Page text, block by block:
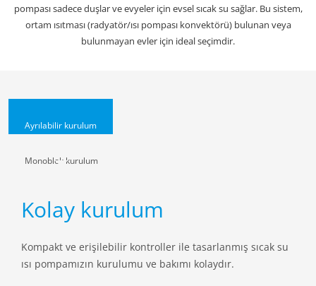
pompası sadece duşlar ve evyeler için evsel sıcak su sağlar. Bu sistem,
ortam ısıtması (radyatör/ısı pompası konvektörü) bulunan veya
bulunmayan evler için ideal seçimdir.
Ayrılabilir kurulum
Monoblok kurulum
Kolay kurulum
Kompakt ve erişilebilir kontroller ile tasarlanmış sıcak su
ısı pompamızın kurulumu ve bakımı kolaydır.